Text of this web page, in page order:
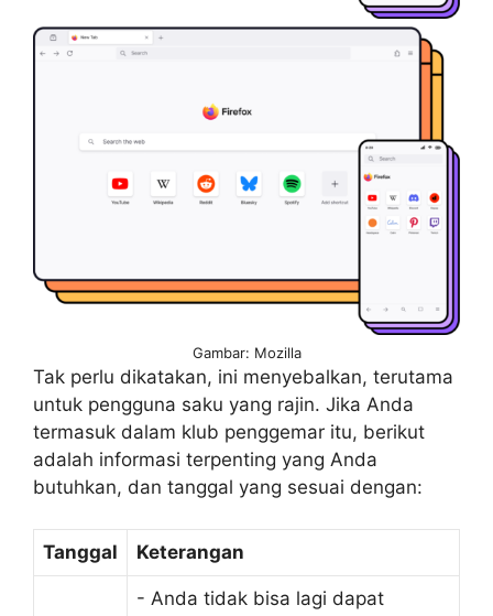
Gambar: Mozilla
Tak perlu dikatakan, ini menyebalkan, terutama
untuk pengguna saku yang rajin. Jika Anda
termasuk dalam klub penggemar itu, berikut
adalah informasi terpenting yang Anda
butuhkan, dan tanggal yang sesuai dengan:
Tanggal Keterangan
- Anda tidak bisa lagi dapat